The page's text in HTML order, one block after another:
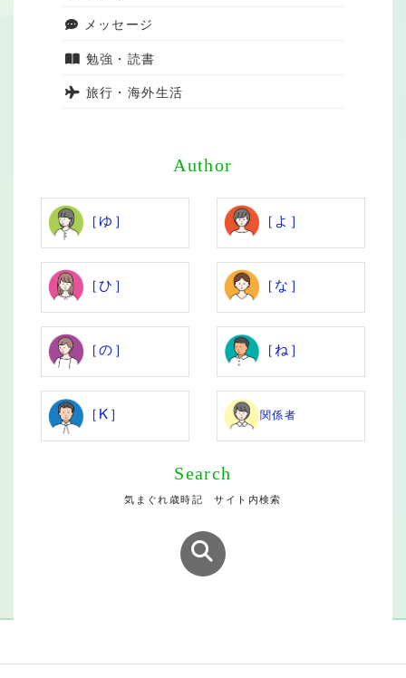
メッセージ
勉強・読書
旅行・海外生活
Author
［ゆ］ ［よ］
［ひ］ ［な］
［の］ ［ね］
［K］ 関係者
Search
気まぐれ歳時記 サイト内検索